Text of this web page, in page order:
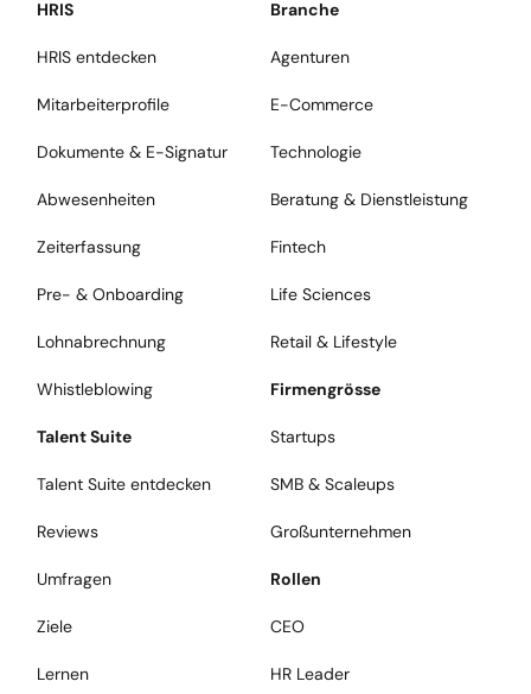
HRIS
HRIS entdecken
Mitarbeiterprofile
Dokumente & E-Signatur
Abwesenheiten
Zeiterfassung
Pre- & Onboarding
Lohnabrechnung
Whistleblowing
Talent Suite
Talent Suite entdecken
Reviews
Umfragen
Ziele
Lernen
Branche
Agenturen
E-Commerce
Technologie
Beratung & Dienstleistung
Fintech
Life Sciences
Retail & Lifestyle
Firmengrösse
Startups
SMB & Scaleups
Großunternehmen
Rollen
CEO
HR Leader